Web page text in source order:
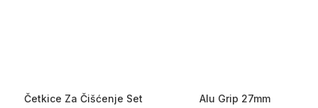
Četkice Za Čišćenje Set Alu Grip 27mm